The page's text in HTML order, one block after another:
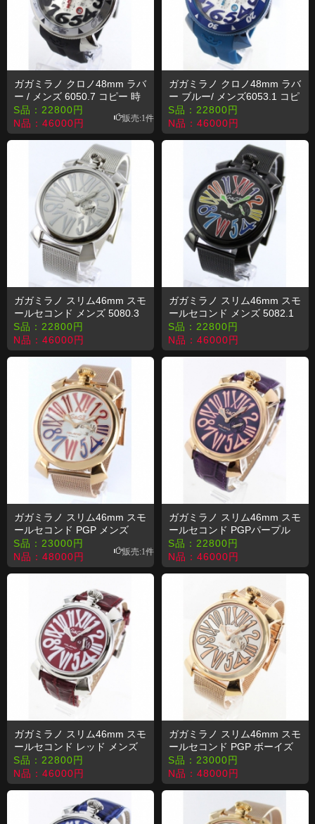
ガガミラノ クロノ48mm ラバ
ー / メンズ 6050.7 コピー 時
計
S品： 22800円
N品： 46000円
販売:1件
ガガミラノ クロノ48mm ラバ
ー ブルー/ メンズ6053.1 コピ
ー 時計
S品： 22800円
N品： 46000円
ガガミラノ スリム46mm スモ
ールセコンド メンズ 5080.3
コピー 時計
S品： 22800円
N品： 46000円
ガガミラノ スリム46mm スモ
ールセコンド メンズ 5082.1
コピー 時計
S品： 22800円
N品： 46000円
ガガミラノ スリム46mm スモ
ールセコンド PGP メンズ
5081.1 コピー 時計
S品： 23000円
N品： 48000円
販売:1件
ガガミラノ スリム46mm スモ
ールセコンド PGPパープル
メンズ 5085.3 コピー 時計
S品： 22800円
N品： 46000円
ガガミラノ スリム46mm スモ
ールセコンド レッド メンズ
5084.4 コピー 時計
S品： 22800円
N品： 46000円
ガガミラノ スリム46mm スモ
ールセコンド PGP ボーイズ
5081.2 コピー 時計
S品： 23000円
N品： 48000円